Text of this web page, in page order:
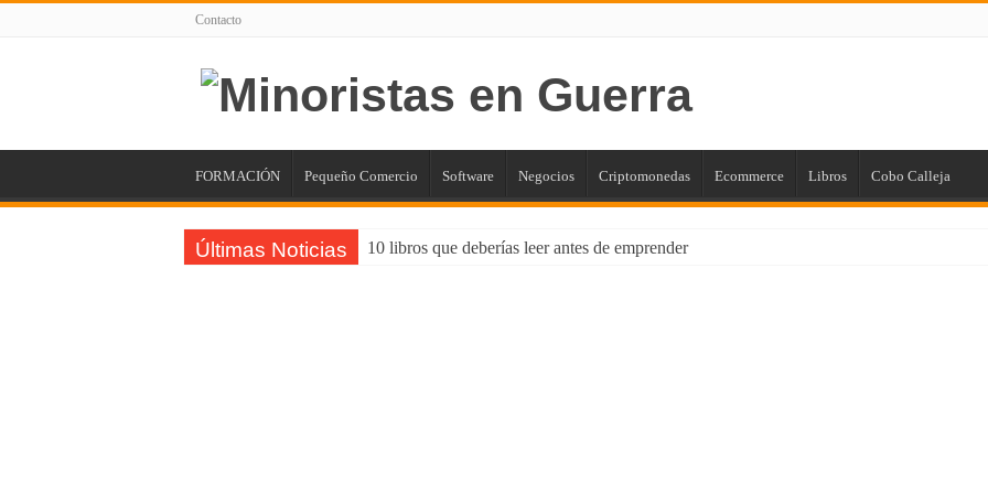
Contacto
FORMACIÓN Pequeño Comercio Software Negocios Criptomonedas Ecommerce Libros Cobo Calleja
Últimas Noticias
10 libros que deberías leer antes de emprender